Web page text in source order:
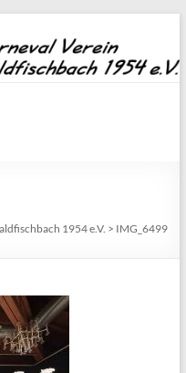
1954 e.V. > IMG_6499